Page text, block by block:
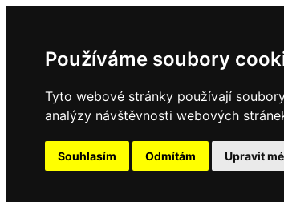
Používáme soubory
Tyto webové stránky používají
analýzy návštěvnosti webových
Souhlasím Odmítám Upravit